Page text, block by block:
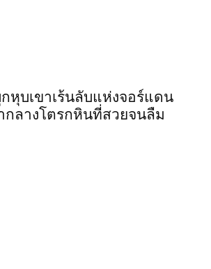
หุบเขาเร้นลับแห่งจอร์แดน
กลางโตรกหินที่สวยจนลืม